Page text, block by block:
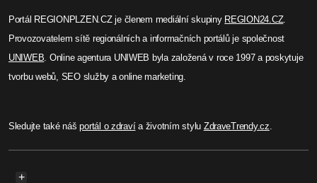
Portál REGIONPLZEN.CZ je členem mediální skupiny REGION24.CZ.
Provozovatelem sítě regionálních a informačních portálů je společnost
UNIWEB. Online agentura UNIWEB byla založená v roce 1997 a poskytuje
tvorbu webů, SEO služby a online marketing.
Sledujte také nášportál o zdravía životním stylu ZdraveTrendy.cz.
+